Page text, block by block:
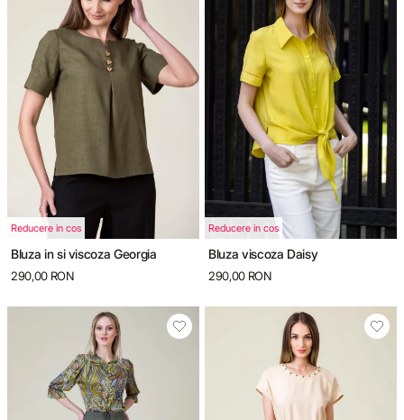
Reducere in cos
Bluza in si viscoza Georgia
290,00 RON
Reducere in cos
Bluza viscoza Daisy
290,00 RON